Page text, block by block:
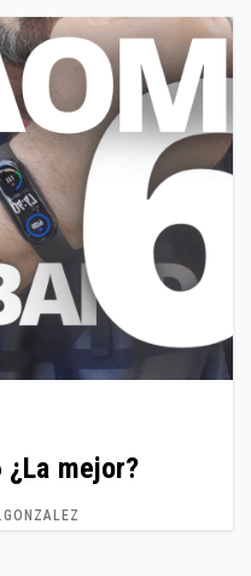
mejor?